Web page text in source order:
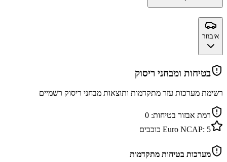
איבזור
בטיחות ומבחני ריסוק
רשימת מערכות עזר מתקדמות ותוצאות מבחני ריסוק רשמיים
רמת אבזור בטיחות: 0
Euro NCAP: 5 כוכבים
מערכות בטיחות מתקדמות